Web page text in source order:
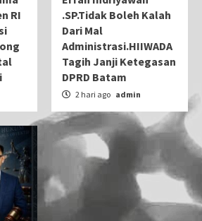
RI
.SP.Tidak Boleh Kalah
Dari Mal
Administrasi.HIIWADA
Tagih Janji Ketegasan
DPRD Batam
2 hari ago admin